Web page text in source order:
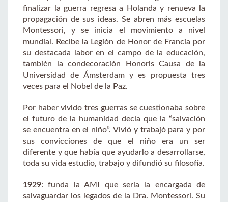
finalizar la guerra regresa a Holanda y renueva la
propagación de sus ideas. Se abren más escuelas
Montessori, y se inicia el movimiento a nivel
mundial. Recibe la Legión de Honor de Francia por
su destacada labor en el campo de la educación,
también la condecoración Honoris Causa de la
Universidad de Ámsterdam y es propuesta tres
veces para el Nobel de la Paz.
Por haber vivido tres guerras se cuestionaba sobre
el futuro de la humanidad decía que la “salvación
se encuentra en el niño”. Vivió y trabajó para y por
sus convicciones de que el niño era un ser
diferente y que había que ayudarlo a desarrollarse,
toda su vida estudio, trabajo y difundió su filosofía.
1929: funda la AMI que sería la encargada de
salvaguardar los legados de la Dra. Montessori. Su